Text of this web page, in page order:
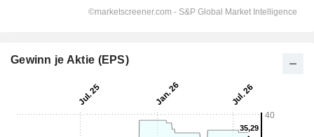
Gewinn je Aktie (EPS)